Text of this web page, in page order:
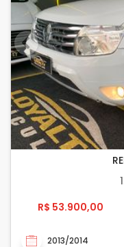
R$ 53.900,00
2013/2014